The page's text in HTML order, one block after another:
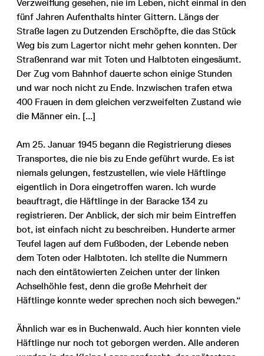
Verzweiflung gesehen, nie im Leben, nicht einmal in den
fünf Jahren Aufenthalts hinter Gittern. Längs der
Straße lagen zu Dutzenden Erschöpfte, die das Stück
Weg bis zum Lagertor nicht mehr gehen konnten. Der
Straßenrand war mit Toten und Halbtoten eingesäumt.
Der Zug vom Bahnhof dauerte schon einige Stunden
und war noch nicht zu Ende. Inzwischen trafen etwa
400 Frauen in dem gleichen verzweifelten Zustand wie
die Männer ein. [...]
Am 25. Januar 1945 begann die Registrierung dieses
Transportes, die nie bis zu Ende geführt wurde. Es ist
niemals gelungen, festzustellen, wie viele Häftlinge
eigentlich in Dora eingetroffen waren. Ich wurde
beauftragt, die Häftlinge in der Baracke 134 zu
registrieren. Der Anblick, der sich mir beim Eintreffen
bot, ist einfach nicht zu beschreiben. Hunderte armer
Teufel lagen auf dem Fußboden, der Lebende neben
dem Toten oder Halbtoten. Ich stellte die Nummern
nach den eintätowierten Zeichen unter der linken
Achselhöhle fest, denn die große Mehrheit der
Häftlinge konnte weder sprechen noch sich bewegen.“
Ähnlich war es in Buchenwald. Auch hier konnten viele
Häftlinge nur noch tot geborgen werden. Alle anderen